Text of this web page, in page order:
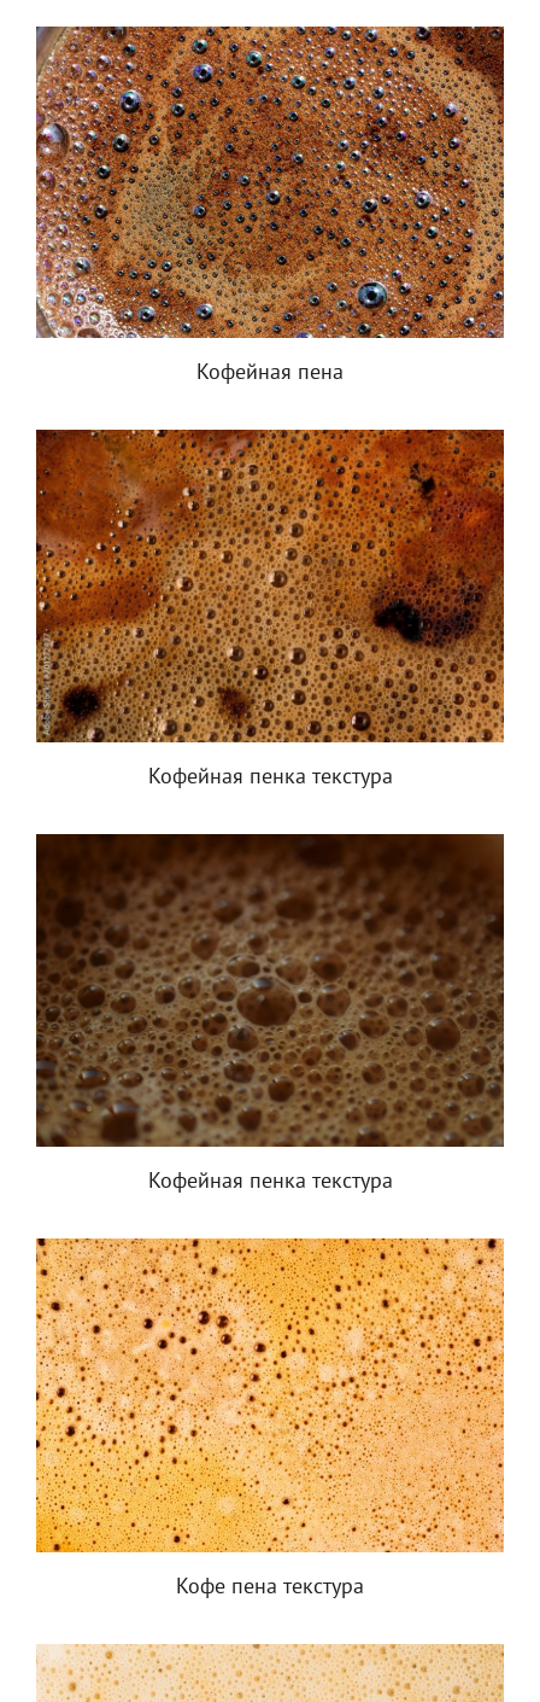
Кофейная пена
Кофейная пенка текстура
Кофейная пенка текстура
Кофе пена текстура